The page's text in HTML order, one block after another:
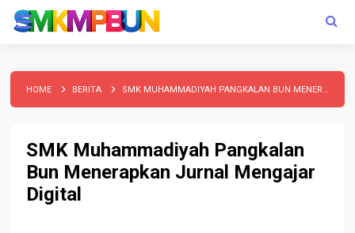
HOME BERITA SMK MUHAMMADIYAH PANGKALAN BUN MENERAPKAN JURNAL MENGAJAR DIGITAL
SMK Muhammadiyah Pangkalan
Bun Menerapkan Jurnal Mengajar
Digital